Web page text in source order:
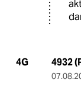
4G 4932